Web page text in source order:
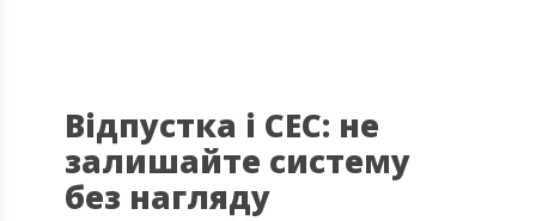
Відпустка і СЕС: не
залишайте систему
без нагляду